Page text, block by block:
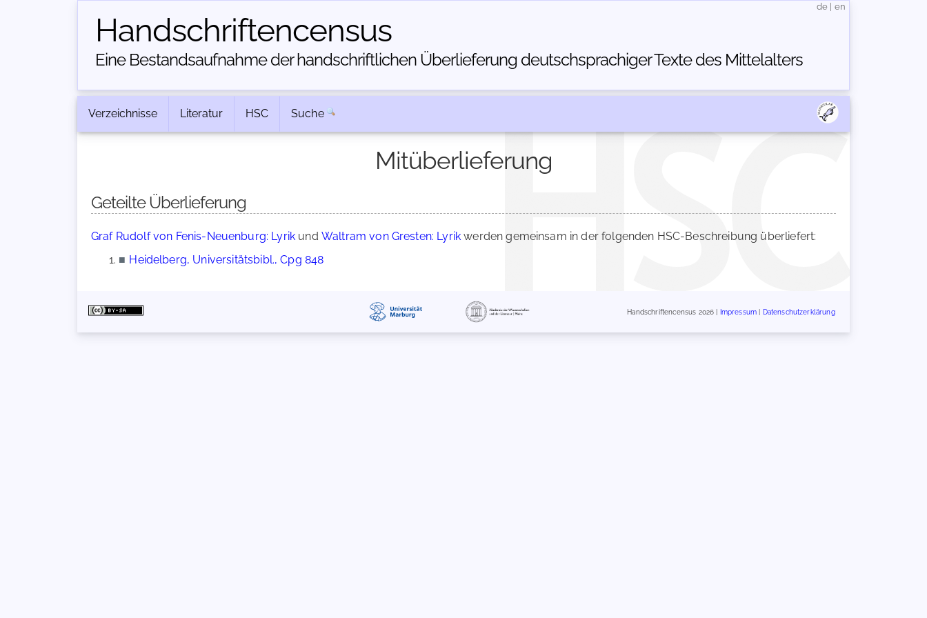
Handschriften­census
Eine Bestandsaufnahme der handschriftlichen Über­lieferung deutschsprachiger Texte des Mittelalters
de en
Verzeichnisse Literatur HSC Suche
Mitüberlieferung
Geteilte Überlieferung
Graf Rudolf von Fenis-Neuenburg: Lyrik und Waltram von Gresten: Lyrik werden gemeinsam in der folgenden HSC-Beschreibung überliefert:
■ Heidelberg, Universitätsbibl., Cpg 848
Handschriftencensus 2026 | Impressum Datenschutzerklärung